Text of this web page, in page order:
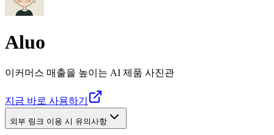
Aluo
이커머스 매출을 높이는 AI 제품 사진관
지금 바로 사용하기
외부 링크 이용 시 유의사항